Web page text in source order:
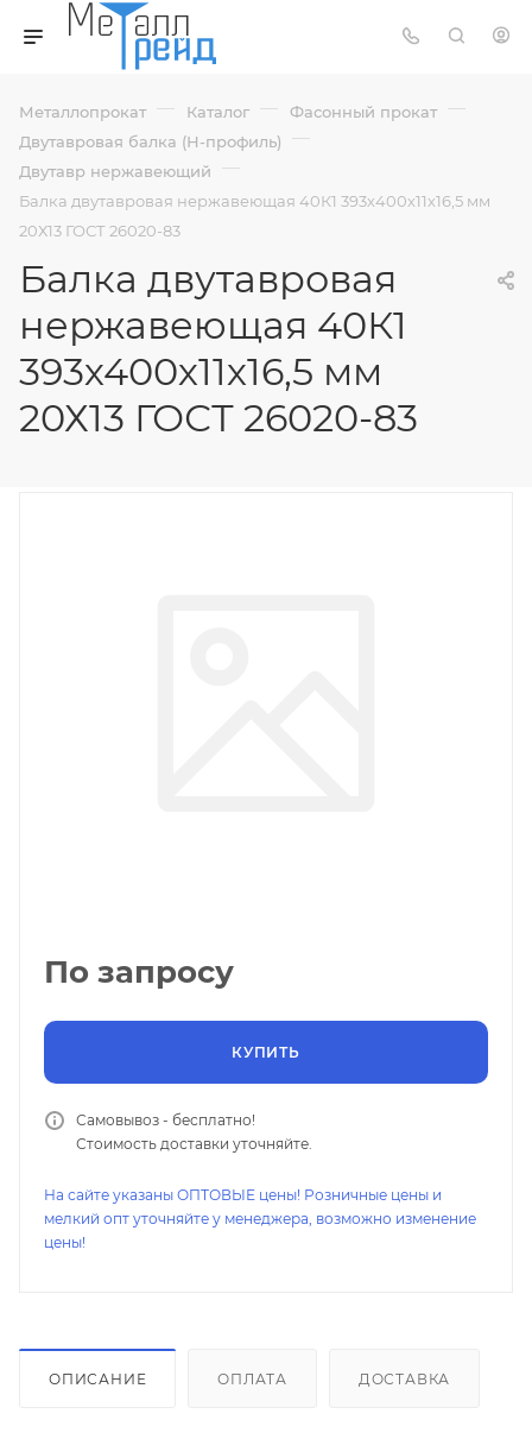
Металлопрокат — Каталог — Фасонный прокат —
Двутавровая балка (Н-профиль) —
Двутавр нержавеющий —
Балка двутавровая нержавеющая 40К1 393х400х11х16,5 мм
20Х13 ГОСТ 26020-83
Балка двутавровая
нержавеющая 40К1
393х400х11х16,5 мм
20Х13 ГОСТ 26020-83
По запросу
КУПИТЬ
Самовывоз - бесплатно!
Стоимость доставки уточняйте.
На сайте указаны ОПТОВЫЕ цены! Розничные цены и
мелкий опт уточняйте у менеджера, возможно изменение
цены!
ОПИСАНИЕ ОПЛАТА ДОСТАВКА